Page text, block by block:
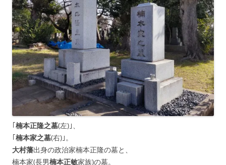
｢楠本正隆之墓(左)｣、
｢楠本家之墓(右)｣。
大村藩出身の政治家楠本正隆の墓と、
楠本家(長男楠本正敏家族)の墓。